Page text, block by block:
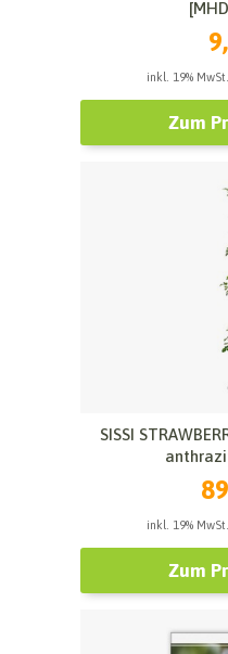
inkl. 19%
Zum
SISSI
inkl. 19%
Zum